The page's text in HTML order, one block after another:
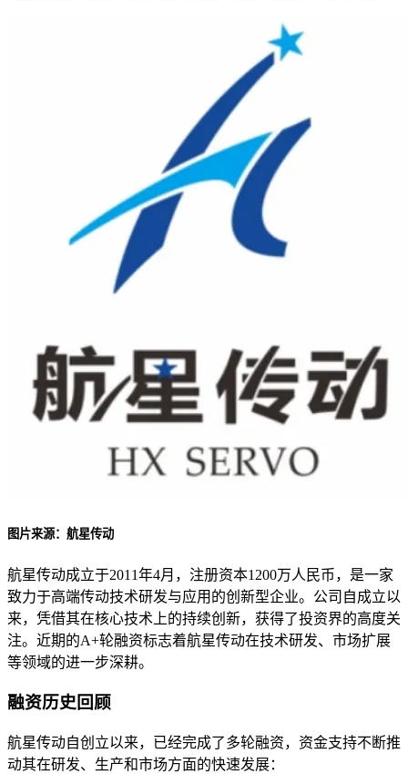
图片来源：航星传动
航星传动成立于2011年4月，注册资本1200万人民币，是一家
致力于高端传动技术研发与应用的创新型企业。公司自成立以
来，凭借其在核心技术上的持续创新，获得了投资界的高度关
注。近期的A+轮融资标志着航星传动在技术研发、市场扩展
等领域的进一步深耕。
融资历史回顾
航星传动自创立以来，已经完成了多轮融资，资金支持不断推
动其在研发、生产和市场方面的快速发展：